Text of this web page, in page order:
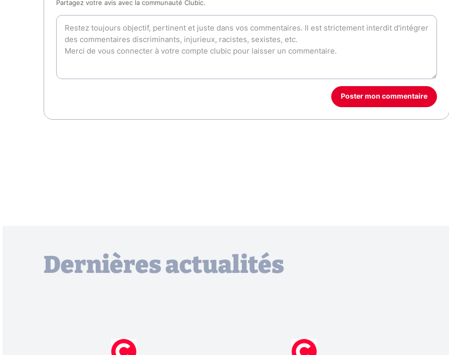
Partagez votre avis avec la communauté Clubic.
Poster mon commentaire
Dernières actualités